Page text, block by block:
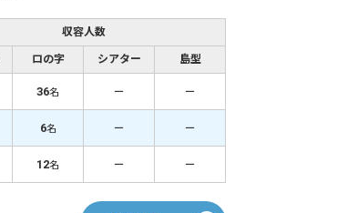
収容人数
ロの字 シアター 島型
36名 － －
6名 － －
12名 － －